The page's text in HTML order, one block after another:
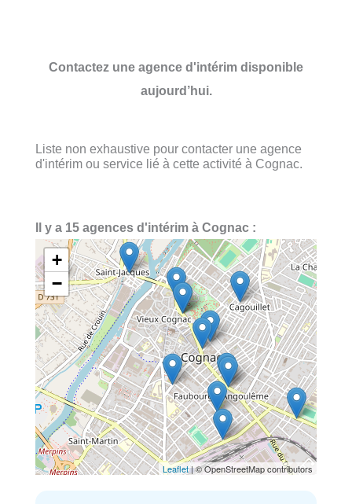
Contactez une agence d'intérim disponible
aujourd’hui.
Liste non exhaustive pour contacter une agence
d'intérim ou service lié à cette activité à Cognac.
Il y a 15 agences d'intérim à Cognac :
+
−
Leaflet| © OpenStreetMap contributors